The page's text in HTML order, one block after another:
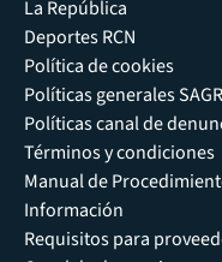
La República
Deportes RCN
Política de cookies
Políticas generales
Políticas canal de
Términos y condiciones
Manual de
Información
Requisitos para